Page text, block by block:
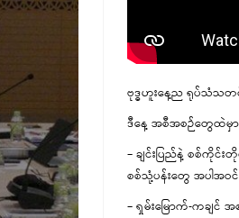
ဗုဒ္ဓဟူးနေ့ည ရုပ်သံသတင်
ဒီနေ့ အစီအစဉ်တွေထဲမှ
– ချင်းပြည်နဲ့ စစ်ကိုင်
စစ်သုံ့ပန်းတွေ အပါအ
– ရှမ်းမြောက်-ကချ